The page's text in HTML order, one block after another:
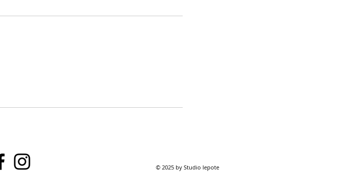
© 2025 by Studio lepote